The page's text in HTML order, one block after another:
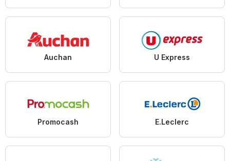
Auchan U Express
Promocash E.Leclerc